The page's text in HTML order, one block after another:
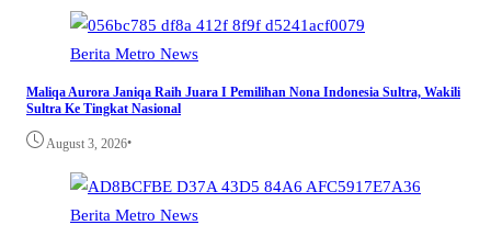
Berita Metro News
Maliqa Aurora Janiqa Raih Juara I Pemilihan Nona Indonesia Sultra, Wakili
Sultra Ke Tingkat Nasional
August 3, 2026•
Berita Metro News